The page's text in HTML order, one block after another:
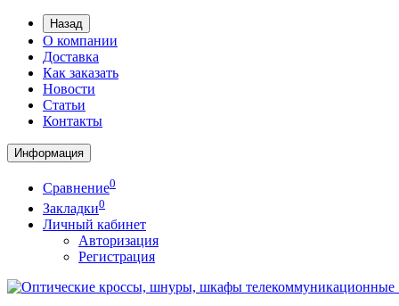
Назад
О компании
Доставка
Как заказать
Новости
Статьи
Контакты
Информация
Сравнение0
Закладки0
Личный кабинет
Авторизация
Регистрация